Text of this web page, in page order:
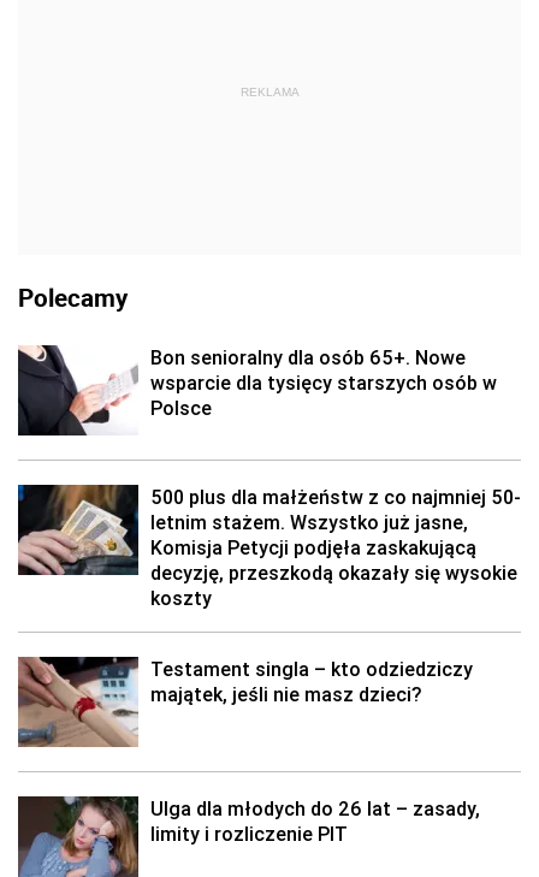
REKLAMA
Polecamy
Bon senioralny dla osób 65+. Nowe
wsparcie dla tysięcy starszych osób w
Polsce
500 plus dla małżeństw z co najmniej 50-
letnim stażem. Wszystko już jasne,
Komisja Petycji podjęła zaskakującą
decyzję, przeszkodą okazały się wysokie
koszty
Testament singla – kto odziedziczy
majątek, jeśli nie masz dzieci?
Ulga dla młodych do 26 lat – zasady,
limity i rozliczenie PIT